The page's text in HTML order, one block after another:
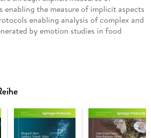
enabling the measure of implicit aspects
enabling analysis of complex and
by emotion studies in food
for characterizing emotions, in order
of taking on new projects and
science.